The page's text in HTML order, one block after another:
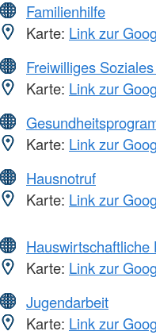
Familienhilfe
Karte: Link zur
Freiwilliges
Karte: Link zur
Karte: Link zur
Hausnotruf
Karte: Link zur
Hauswirtschaftliche
Karte: Link zur
Jugendarbeit
Karte: Link zur